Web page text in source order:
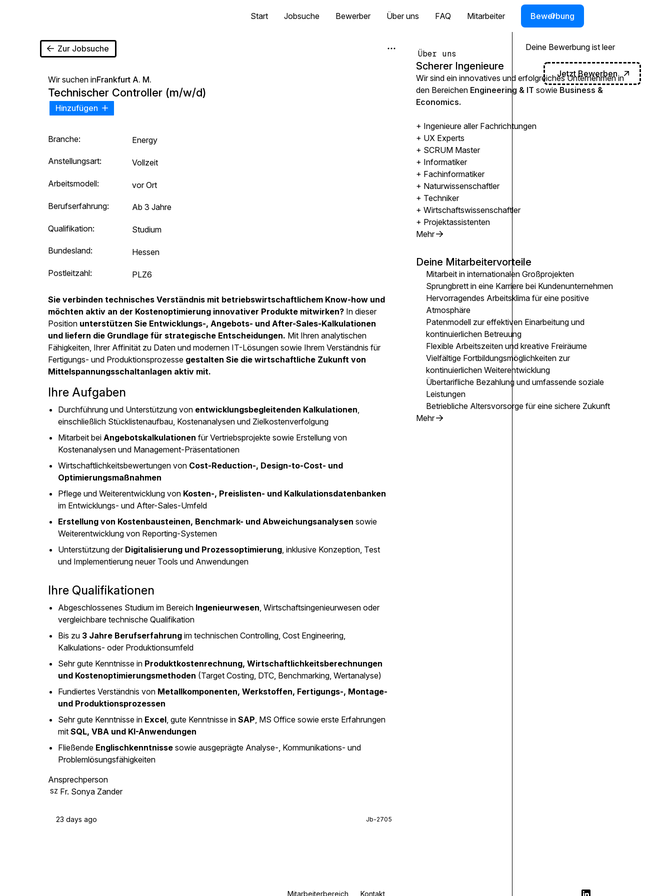
Start Jobsuche Bewerber Über uns FAQ Mitarbeiter Bewerbung
0
Deine Bewerbung ist leer
Jetzt Bewerben
Zur Jobsuche
Wir suchen inFrankfurt A. M.
Technischer Controller (m/w/d)
Hinzufügen
Branche: Energy
Anstellungsart: Vollzeit
Arbeitsmodell: vor Ort
Berufserfahrung: Ab 3 Jahre
Qualifikation: Studium
Bundesland: Hessen
Postleitzahl: PLZ6
Sie verbinden technisches Verständnis mit betriebswirtschaftlichem Know-how und
möchten aktiv an der Kostenoptimierung innovativer Produkte mitwirken? In dieser
Position unterstützen Sie Entwicklungs-, Angebots- und After-Sales-Kalkulationen
und liefern die Grundlage für strategische Entscheidungen. Mit Ihren analytischen
Fähigkeiten, Ihrer Affinität zu Daten und modernen IT-Lösungen sowie Ihrem Verständnis für
Fertigungs- und Produktionsprozesse gestalten Sie die wirtschaftliche Zukunft von
Mittelspannungsschaltanlagen aktiv mit.
Ihre Aufgaben
Durchführung und Unterstützung von entwicklungsbegleitenden Kalkulationen,
einschließlich Stücklistenaufbau, Kostenanalysen und Zielkostenverfolgung
Mitarbeit bei Angebotskalkulationen für Vertriebsprojekte sowie Erstellung von
Kostenanalysen und Management-Präsentationen
Wirtschaftlichkeitsbewertungen von Cost-Reduction-, Design-to-Cost- und
Optimierungsmaßnahmen
Pflege und Weiterentwicklung von Kosten-, Preislisten- und Kalkulationsdatenbanken
im Entwicklungs- und After-Sales-Umfeld
Erstellung von Kostenbausteinen, Benchmark- und Abweichungsanalysen sowie
Weiterentwicklung von Reporting-Systemen
Unterstützung der Digitalisierung und Prozessoptimierung, inklusive Konzeption, Test
und Implementierung neuer Tools und Anwendungen
Ihre Qualifikationen
Abgeschlossenes Studium im Bereich Ingenieurwesen, Wirtschaftsingenieurwesen oder
vergleichbare technische Qualifikation
Bis zu 3 Jahre Berufserfahrung im technischen Controlling, Cost Engineering,
Kalkulations- oder Produktionsumfeld
Sehr gute Kenntnisse in Produktkostenrechnung, Wirtschaftlichkeitsberechnungen
und Kostenoptimierungsmethoden (Target Costing, DTC, Benchmarking, Wertanalyse)
Fundiertes Verständnis von Metallkomponenten, Werkstoffen, Fertigungs-, Montage-
und Produktionsprozessen
Sehr gute Kenntnisse in Excel, gute Kenntnisse in SAP, MS Office sowie erste Erfahrungen
mit SQL, VBA und KI-Anwendungen
Fließende Englischkenntnisse sowie ausgeprägte Analyse-, Kommunikations- und
Problemlösungsfähigkeiten
Ansprechperson
SZ Fr. Sonya Zander
23 days ago Jb-2705
Über uns
Scherer Ingenieure
Wir sind ein innovatives und erfolgreiches Unternehmen in
den Bereichen Engineering & IT sowie Business &
Economics.
+ Ingenieure aller Fachrichtungen
+ UX Experts
+ SCRUM Master
+ Informatiker
+ Fachinformatiker
+ Naturwissenschaftler
+ Techniker
+ Wirtschaftswissenschaftler
+ Projektassistenten
Mehr
Deine Mitarbeitervorteile
Mitarbeit in internationalen Großprojekten
Sprungbrett in eine Karriere bei Kundenunternehmen
Hervorragendes Arbeitsklima für eine positive
Atmosphäre
Patenmodell zur effektiven Einarbeitung und
kontinuierlichen Betreuung
Flexible Arbeitszeiten und kreative Freiräume
Vielfältige Fortbildungsmöglichkeiten zur
kontinuierlichen Weiterentwicklung
Übertarifliche Bezahlung und umfassende soziale
Leistungen
Betriebliche Altersvorsorge für eine sichere Zukunft
Mehr
Mitarbeiterbereich Kontakt